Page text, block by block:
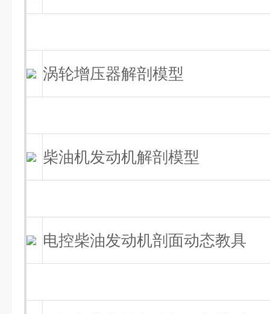
涡轮增压器解剖模型
柴油机发动机解剖模型
电控柴油发动机剖面动态教具